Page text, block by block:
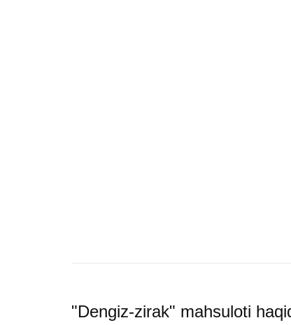
"Dengiz-zirak" mahsuloti